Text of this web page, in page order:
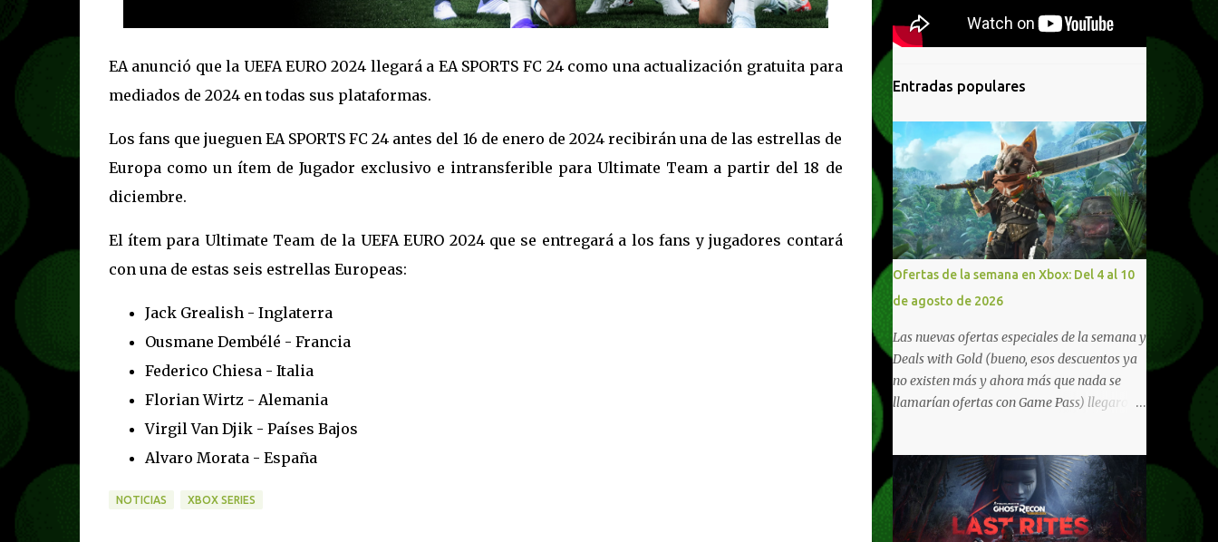
EA anunció que la UEFA EURO 2024 llegará a EA SPORTS FC 24 como una actualización gratuita para
mediados de 2024 en todas sus plataformas.
Los fans que jueguen EA SPORTS FC 24 antes del 16 de enero de 2024 recibirán una de las estrellas de
Europa como un ítem de Jugador exclusivo e intransferible para Ultimate Team a partir del 18 de
diciembre.
El ítem para Ultimate Team de la UEFA EURO 2024 que se entregará a los fans y jugadores contará
con una de estas seis estrellas Europeas:
Jack Grealish - Inglaterra
Ousmane Dembélé - Francia
Federico Chiesa - Italia
Florian Wirtz - Alemania
Virgil Van Djik - Países Bajos
Alvaro Morata - España
NOTICIAS XBOX SERIES
Entradas populares
Ofertas de la semana en Xbox: Del 4 al 10
de agosto de 2026
Las nuevas ofertas especiales de la semana y
Deals with Gold (bueno, esos descuentos ya
no existen más y ahora más que nada se
llamarían ofertas con Game Pass) llegaron a
10/11, varios de los juegos que están de
oferta también cuentan con soporte para
Xbox Play Anywhere, lo que nos permite
jugarlos y mantener un progreso